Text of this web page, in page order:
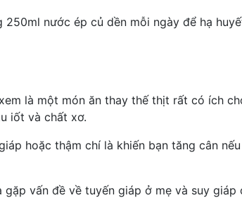
nước ép củ dền mỗi ngày để hạ
là một món ăn thay thế thịt rất có ích
iốt và chất xơ.
hoặc thậm chí là khiến bạn tăng cân
vấn đề về tuyến giáp ở mẹ và suy giáp